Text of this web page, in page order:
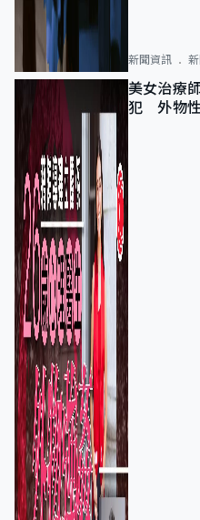
新聞資訊
美女治療
犯 外物